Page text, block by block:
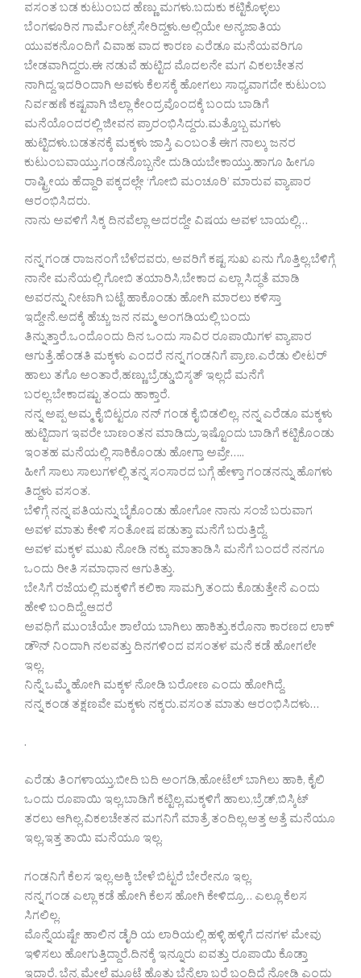
ವಸಂತ ಬಡ ಕುಟುಂಬದ ಹೆಣ್ಣು ಮಗಳು.ಬದುಕು ಕಟ್ಟಿಕೊಳ್ಳಲು
ಬೆಂಗಳೂರಿನ ಗಾರ್ಮೆಂಟ್ಸ್ ಸೇರಿದ್ದಳು.ಅಲ್ಲಿಯೇ ಅನ್ಯಜಾತಿಯ
ಯುವಕನೊಂದಿಗೆ ವಿವಾಹ ವಾದ ಕಾರಣ ಎರೆಡೂ ಮನೆಯವರಿಗೂ
ಬೇಡವಾಗಿದ್ದರು.ಈ ನಡುವೆ ಹುಟ್ಟಿದ ಮೊದಲನೇ ಮಗ ವಿಕಲಚೇತನ
ನಾಗಿದ್ದ.ಇದರಿಂದಾಗಿ ಅವಳು ಕೆಲಸಕ್ಕೆ ಹೋಗಲು ಸಾಧ್ಯವಾಗದೇ ಕುಟುಂಬ
ನಿರ್ವಹಣೆ ಕಷ್ಟವಾಗಿ ಜಿಲ್ಲಾ ಕೇಂದ್ರವೊಂದಕ್ಕೆ ಬಂದು ಬಾಡಿಗೆ
ಮನೆಯೊಂದರಲ್ಲಿ ಜೀವನ ಪ್ರಾರಂಭಿಸಿದ್ದರು.ಮತ್ತೊಬ್ಬ ಮಗಳು
ಹುಟ್ಟಿದಳು.ಬಡತನಕ್ಕೆ ಮಕ್ಕಳು ಜಾಸ್ತಿ ಎಂಬಂತೆ ಈಗ ನಾಲ್ಕು ಜನರ
ಕುಟುಂಬವಾಯ್ತು.ಗಂಡನೊಬ್ಬನೇ ದುಡಿಯಬೇಕಾಯ್ತು.ಹಾಗೂ ಹೀಗೂ
ರಾಷ್ಟ್ರೀಯ ಹೆದ್ದಾರಿ ಪಕ್ಕದಲ್ಲೇ ‘ಗೋಬಿ ಮಂಚೂರಿ’ ಮಾರುವ ವ್ಯಾಪಾರ
ಆರಂಭಿಸಿದರು.
ನಾನು ಅವಳಿಗೆ ಸಿಕ್ಕ ದಿನವೆಲ್ಲಾ ಅದರದ್ದೇ ವಿಷಯ ಅವಳ ಬಾಯಲ್ಲಿ…
ನನ್ನ ಗಂಡ ರಾಜನಂಗೆ ಬೆಳೆದವರು, ಅವರಿಗೆ ಕಷ್ಟ ಸುಖ ಏನು ಗೊತ್ತಿಲ್ಲ.ಬೆಳಿಗ್ಗೆ
ನಾನೇ ಮನೆಯಲ್ಲಿ ಗೋಬಿ ತಯಾರಿಸಿ,ಬೇಕಾದ ಎಲ್ಲಾ ಸಿದ್ಧತೆ ಮಾಡಿ
ಅವರನ್ನು ನೀಟಾಗಿ ಬಟ್ಟೆ ಹಾಕೊಂಡು ಹೋಗಿ ಮಾರಲು ಕಳಿಸ್ತಾ
ಇದ್ದೇನೆ.ಅದಕ್ಕೆ ಹೆಚ್ಚು ಜನ ನಮ್ಮ ಅಂಗಡಿಯಲ್ಲಿ ಬಂದು
ತಿನ್ನುತ್ತಾರೆ.ಒಂದೊಂದು ದಿನ ಒಂದು ಸಾವಿರ ರೂಪಾಯಿಗಳ ವ್ಯಾಪಾರ
ಆಗುತ್ತೆ.ಹೆಂಡತಿ ಮಕ್ಕಳು ಎಂದರೆ ನನ್ನ ಗಂಡನಿಗೆ ಪ್ರಾಣ.ಎರೆಡು ಲೀಟರ್
ಹಾಲು ತಗೊ ಅಂತಾರೆ,ಹಣ್ಣು,ಬ್ರೆಡ್ಡು,ಬಿಸ್ಕತ್ ಇಲ್ಲದೆ ಮನೆಗೆ
ಬರಲ್ಲ.ಬೇಕಾದಷ್ಟು ತಂದು ಹಾಕ್ತಾರೆ.
ನನ್ನ ಅಪ್ಪ ಅಮ್ಮ ಕೈ ಬಿಟ್ಟರೂ ನನ್ ಗಂಡ ಕೈ ಬಿಡಲಿಲ್ಲ, ನನ್ನ ಎರೆಡೂ ಮಕ್ಕಳು
ಹುಟ್ಟಿದಾಗ ಇವರೇ ಬಾಣಂತನ ಮಾಡಿದ್ರು.ಇಷ್ಟೊಂದು ಬಾಡಿಗೆ ಕಟ್ಟಿಕೊಂಡು
ಇಂತಹ ಮನೆಯಲ್ಲಿ ಸಾಕಿಕೊಂಡು ಹೋಗ್ತಾ ಅವ್ರೇ…..
ಹೀಗೆ ಸಾಲು ಸಾಲುಗಳಲ್ಲಿ ತನ್ನ ಸಂಸಾರದ ಬಗ್ಗೆ ಹೇಳ್ತಾ ಗಂಡನನ್ನು ಹೊಗಳು
ತಿದ್ದಳು ವಸಂತ.
ಬೆಳಿಗ್ಗೆ ನನ್ನ ಪತಿಯನ್ನು ಬೈಕೊಂಡು ಹೋಗೋ ನಾನು ಸಂಜೆ ಬರುವಾಗ
ಅವಳ ಮಾತು ಕೇಳಿ ಸಂತೋಷ ಪಡುತ್ತಾ ಮನೆಗೆ ಬರುತ್ತಿದ್ದೆ.
ಅವಳ ಮಕ್ಕಳ ಮುಖ ನೋಡಿ ನಕ್ಕು ಮಾತಾಡಿಸಿ ಮನೆಗೆ ಬಂದರೆ ನನಗೂ
ಒಂದು ರೀತಿ ಸಮಾಧಾನ ಆಗುತಿತ್ತು.
ಬೇಸಿಗೆ ರಜೆಯಲ್ಲಿ ಮಕ್ಕಳಿಗೆ ಕಲಿಕಾ ಸಾಮಗ್ರಿ ತಂದು ಕೊಡುತ್ತೇನೆ ಎಂದು
ಹೇಳಿ ಬಂದಿದ್ದೆ.ಆದರೆ
ಅವಧಿಗೆ ಮುಂಚೆಯೇ ಶಾಲೆಯ ಬಾಗಿಲು ಹಾಕಿತ್ತು.ಕರೊನಾ ಕಾರಣದ ಲಾಕ್
ಡೌನ್ ನಿಂದಾಗಿ ನಲವತ್ತು ದಿನಗಳಿಂದ ವಸಂತಳ ಮನೆ ಕಡೆ ಹೋಗಲೇ
ಇಲ್ಲ.
ನಿನ್ನೆ ಒಮ್ಮೆ ಹೋಗಿ ಮಕ್ಕಳ ನೋಡಿ ಬರೋಣ ಎಂದು ಹೋಗಿದ್ದೆ.
ನನ್ನ ಕಂಡ ತಕ್ಷಣವೇ ಮಕ್ಕಳು ನಕ್ಕರು.ವಸಂತ ಮಾತು ಆರಂಭಿಸಿದಳು…
.
ಎರೆಡು ತಿಂಗಳಾಯ್ತು,ಬೀದಿ ಬದಿ ಅಂಗಡಿ,ಹೋಟೆಲ್ ಬಾಗಿಲು ಹಾಕಿ, ಕೈಲಿ
ಒಂದು ರೂಪಾಯಿ ಇಲ್ಲ,ಬಾಡಿಗೆ ಕಟ್ಟಿಲ್ಲ,ಮಕ್ಕಳಿಗೆ ಹಾಲು,ಬ್ರೆಡ್,ಬಿಸ್ಕಿಟ್
ತರಲು ಆಗಿಲ್ಲ.ವಿಕಲಚೇತನ ಮಗನಿಗೆ ಮಾತ್ರೆ ತಂದಿಲ್ಲ.ಅತ್ತ ಅತ್ತೆ ಮನೆಯೂ
ಇಲ್ಲ,ಇತ್ತ ತಾಯಿ ಮನೆಯೂ ಇಲ್ಲ.
ಗಂಡನಿಗೆ ಕೆಲಸ ಇಲ್ಲ.ಅಕ್ಕಿ ಬೇಳೆ ಬಿಟ್ಟರೆ ಬೇರೇನೂ ಇಲ್ಲ.
ನನ್ನ ಗಂಡ ಎಲ್ಲಾ ಕಡೆ ಹೋಗಿ ಕೆಲಸ ಹೋಗಿ ಕೇಳಿದ್ರೂ… ಎಲ್ಲೂ ಕೆಲಸ
ಸಿಗಲಿಲ್ಲ.
ಮೊನ್ನೆಯಷ್ಟೇ ಹಾಲಿನ ಡೈರಿ ಯ ಲಾರಿಯಲ್ಲಿ ಹಳ್ಳಿ ಹಳ್ಳಿಗೆ ದನಗಳ ಮೇವು
ಇಳಿಸಲು ಹೋಗುತ್ತಿದ್ದಾರೆ.ದಿನಕ್ಕೆ ಇನ್ನೂರು ಐವತ್ತು ರೂಪಾಯಿ ಕೊಡ್ತಾ